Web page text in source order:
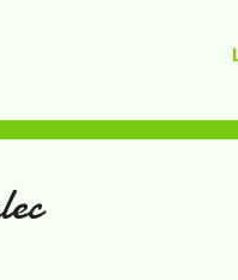
était le nombre de
la N...